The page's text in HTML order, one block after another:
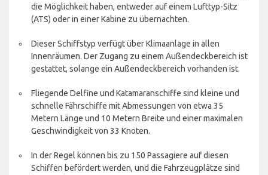
die Möglichkeit haben, entweder auf einem Lufttyp-Sitz
(ATS) oder in einer Kabine zu übernachten.
Dieser Schiffstyp verfügt über Klimaanlage in allen
Innenräumen. Der Zugang zu einem Außendeckbereich ist
gestattet, solange ein Außendeckbereich vorhanden ist.
Fliegende Delfine und Katamaranschiffe sind kleine und
schnelle Fährschiffe mit Abmessungen von etwa 35
Metern Länge und 10 Metern Breite und einer maximalen
Geschwindigkeit von 33 Knoten.
In der Regel können bis zu 150 Passagiere auf diesen
Schiffen befördert werden, und die Fahrzeugplätze sind